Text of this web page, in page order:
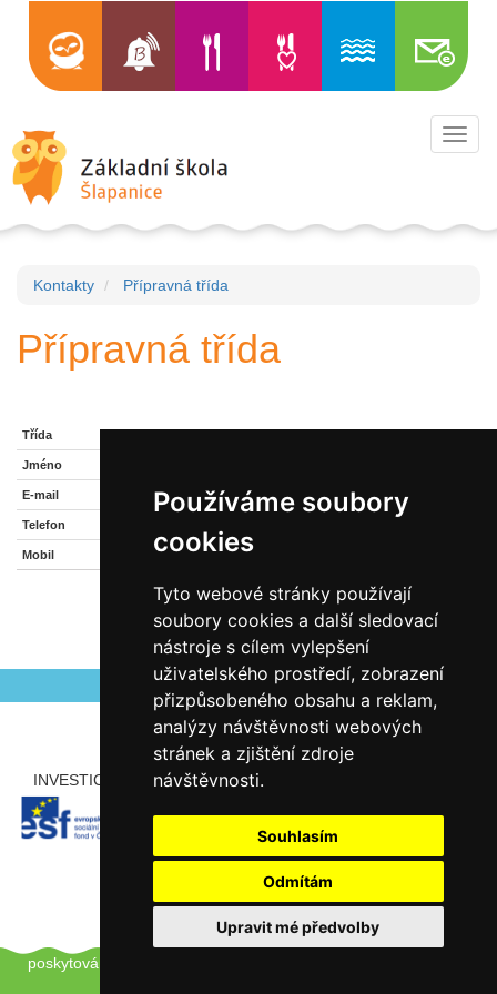
Používáme soubory
cookies
Tyto webové stránky používají
soubory cookies a další sledovací
nástroje s cílem vylepšení
uživatelského prostředí, zobrazení
přizpůsobeného obsahu a reklam,
analýzy návštěvnosti webových
stránek a zjištění zdroje
návštěvnosti.
Souhlasím
Odmítám
Upravit mé předvolby
Kontakty Přípravná třída
Přípravná třída
petra.polenska@zsslapanice.cz
INVESTICE ROZVOJE DO VZDĚLÁVÁNÍ
Copyright © 2012 - 2026 ZŠ Šlapanice, Tento web používá k
poskytování služeb a analýze návštěvnosti soubory cookie.